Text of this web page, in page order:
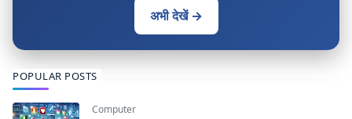
अभी देखें →
POPULAR POSTS
Computer